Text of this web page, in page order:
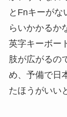
とFnキーがな
らいかかるか
英字キーボー
肢が広がるの
め、予備で日
たほうがいい